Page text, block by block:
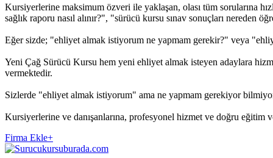
Kursiyerlerine maksimum özveri ile yaklaşan, olası tüm sorularına
sağlık raporu nasıl alınır?", "sürücü kursu sınav sonuçları
Eğer sizde; "ehliyet almak istiyorum ne yapmam gerekir?" veya
Yeni Çağ Sürücü Kursu hem yeni ehliyet almak isteyen adaylara
vermektedir.
Sizlerde "ehliyet almak istiyorum" ama ne yapmam gerekiyor
Kursiyerlerine ve danışanlarına, profesyonel hizmet ve doğru
Firma Ekle+